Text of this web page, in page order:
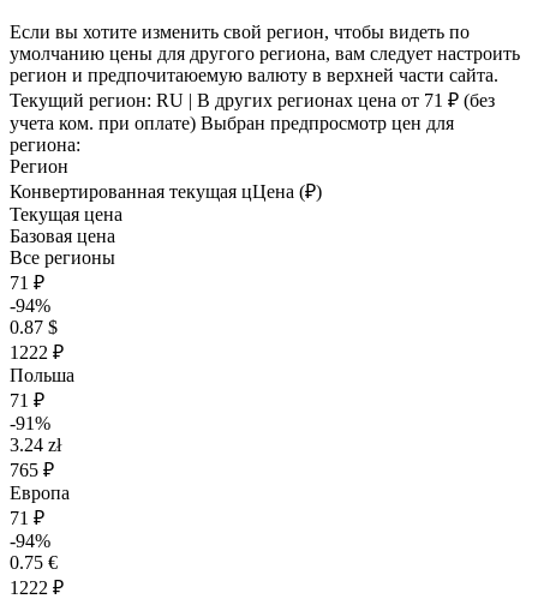
Если вы хотите изменить свой регион, чтобы видеть по
умолчанию цены для другого региона, вам следует настроить
регион и предпочитаюемую валюту в верхней части сайта.
Текущий регион: RU | В других регионах цена от 71 ₽ (без
учета ком. при оплате) Выбран предпросмотр цен для
региона:
Регион
Конвертированная текущая цЦена (₽)
Текущая цена
Базовая цена
Все регионы
71 ₽
-94%
0.87 $
1222 ₽
Польша
71 ₽
-91%
3.24 zł
765 ₽
Европа
71 ₽
-94%
0.75 €
1222 ₽